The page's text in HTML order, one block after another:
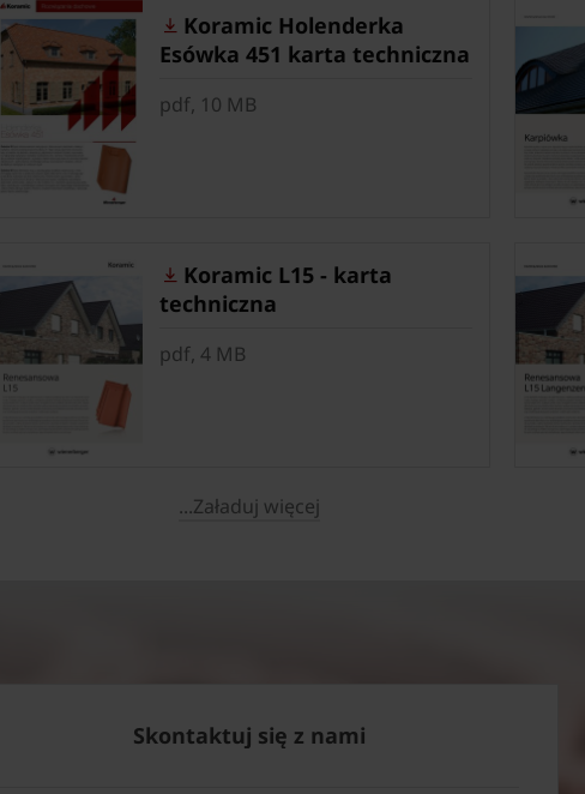
Koramic Holenderka
Esówka 451 karta techniczna
pdf, 10 MB
Koramic L15 - karta
techniczna
pdf, 4 MB
...Załaduj więcej
Skontaktuj się z nami